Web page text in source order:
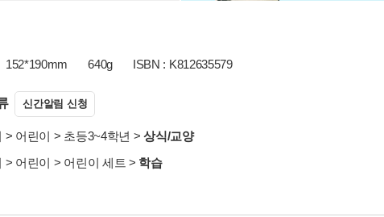
152*190mm 640g ISBN : K812635579
신간알림 신청
> 어린이 > 초등3~4학년 >상식/교양
> 어린이 > 어린이 세트 > 학습